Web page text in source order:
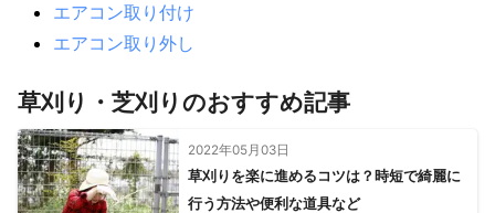
エアコン取り付け
エアコン取り外し
草刈り・芝刈りのおすすめ記事
2022年05月03日
草刈りを楽に進めるコツは？時短で綺麗に
行う方法や便利な道具など